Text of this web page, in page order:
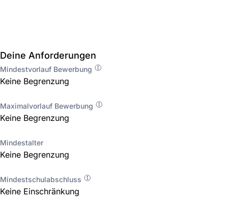
Deine Anforderungen
Mindestvorlauf Bewerbung
Keine Begrenzung
Maximalvorlauf Bewerbung
Keine Begrenzung
Mindestalter
Keine Begrenzung
Mindestschulabschluss
Keine Einschränkung